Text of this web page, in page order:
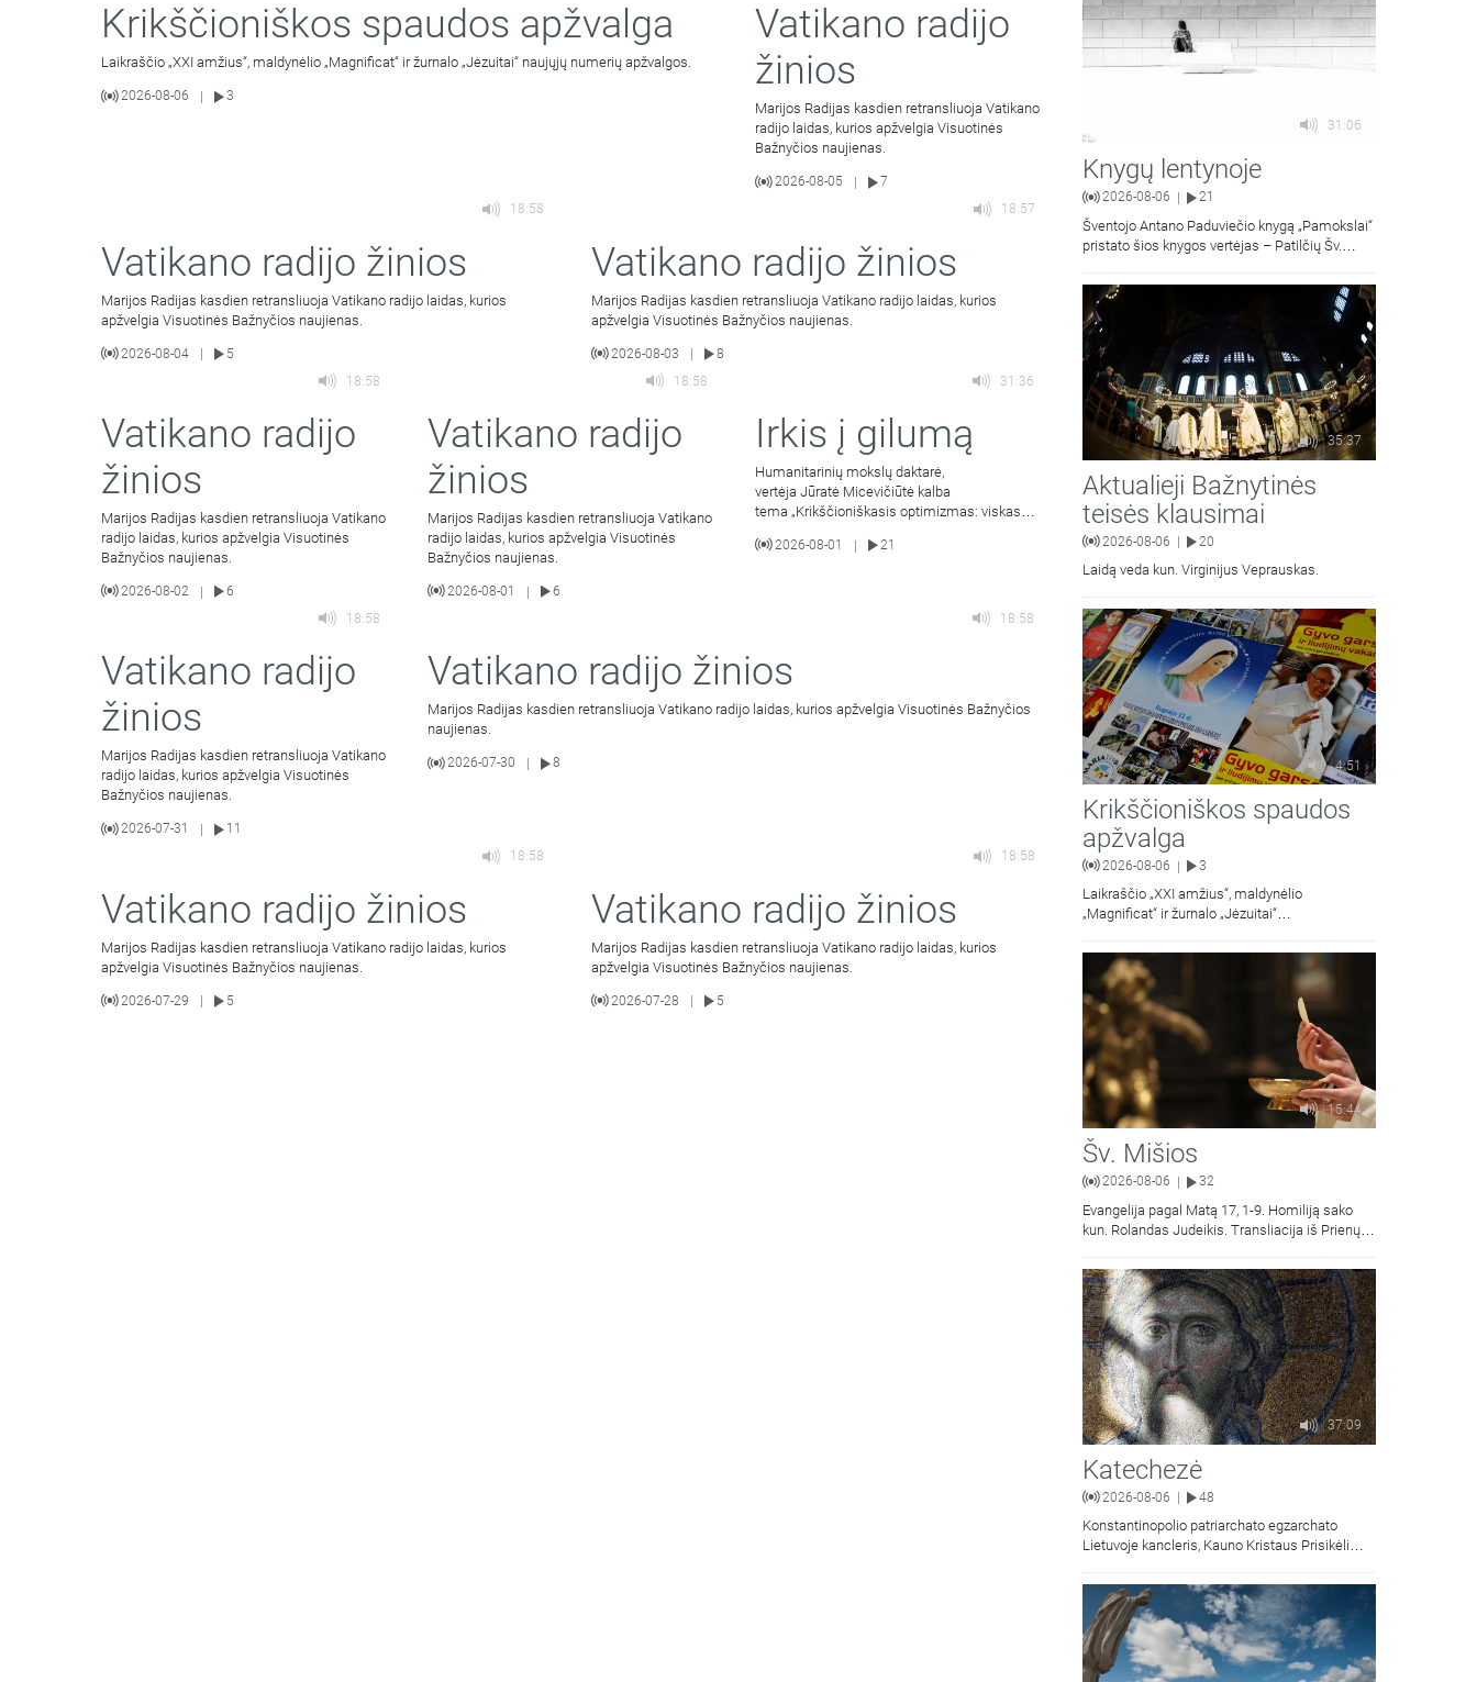
Krikščioniškos spaudos apžvalga
Laikraščio „XXI amžius“, maldynėlio „Magnificat“ ir žurnalo „Jėzuitai“ naujųjų numerių apžvalgos.
2026-08-06 3
Vatikano radijo
žinios
Marijos Radijas kasdien retransliuoja Vatikano
radijo laidas, kurios apžvelgia Visuotinės
Bažnyčios naujienas.
2026-08-05
7
18:58
Vatikano radijo žinios
Marijos Radijas kasdien retransliuoja Vatikano radijo laidas, kurios
apžvelgia Visuotinės Bažnyčios naujienas.
2026-08-04 5
18:57
Vatikano radijo žinios
Marijos Radijas kasdien retransliuoja Vatikano radijo laidas, kurios
apžvelgia Visuotinės Bažnyčios naujienas.
2026-08-03
8
18:58
Vatikano radijo
žinios
Marijos Radijas kasdien retransliuoja Vatikano
radijo laidas, kurios apžvelgia Visuotinės
Bažnyčios naujienas.
2026-08-02 | 6
18:58
Vatikano radijo
žinios
Marijos Radijas kasdien retransliuoja Vatikano
radijo laidas, kurios apžvelgia Visuotinės
Bažnyčios naujienas.
2026-08-01 | 6
31:36
Irkis į gilumą
Humanitarinių mokslų daktarė,
vertėja Jūratė Micevičiūtė kalba
tema „Krikščioniškasis optimizmas: viskas
2026-08-01 | 21
18:58
Vatikano radijo
žinios
Marijos Radijas kasdien retransliuoja Vatikano
radijo laidas, kurios apžvelgia Visuotinės
Bažnyčios naujienas.
2026-07-31 11
18:58
Vatikano radijo žinios
Marijos Radijas kasdien retransliuoja Vatikano radijo laidas, kurios apžvelgia Visuotinės Bažnyčios
naujienas.
2026-07-30 8
18:58
Vatikano radijo žinios
Marijos Radijas kasdien retransliuoja Vatikano radijo laidas, kurios
apžvelgia Visuotinės Bažnyčios naujienas.
2026-07-29 5
18:58
Vatikano radijo žinios
Marijos Radijas kasdien retransliuoja Vatikano radijo laidas, kurios
apžvelgia Visuotinės Bažnyčios naujienas.
2026-07-28 5
31:06
Knygų lentynoje
2026-08-06 21
Šventojo Antano Paduviečio knygą „Pamokslai“
pristato šios knygos vertėjas – Patilčių Šv.
moralinės teologijos dr. Algirdas Petras
35:37
Aktualieji Bažnytinės
teisės klausimai
2026-08-06 20
Laidą veda kun. Virginijus Veprauskas.
4:51
Krikščioniškos spaudos
apžvalga
2026-08-06 | 3
Laikraščio „XXI amžius“, maldynėlio
„Magnificat“ ir žurnalo „Jėzuitai“
15:44
Šv. Mišios
2026-08-06 32
Evangelija pagal Matą 17, 1-9. Homiliją sako
kun. Rolandas Judeikis. Transliacija iš Prienų
37:09
Katechezė
2026-08-06 48
Konstantinopolio patriarchato egzarchato
Lietuvoje kancleris, Kauno Kristaus Prisikėlimo
kunigas Vitalijus Mockus pasakoja apie
Kristaus Atsimainymo šventę.